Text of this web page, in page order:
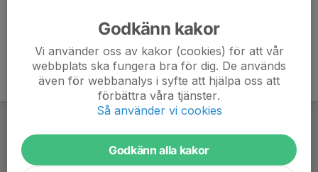
Godkänn kakor
Vi använder oss av kakor (cookies) för att vår
webbplats ska fungera bra för dig. De används
även för webbanalys i syfte att hjälpa oss att
förbättra våra tjänster.
Så använder vi cookies
Godkänn alla kakor